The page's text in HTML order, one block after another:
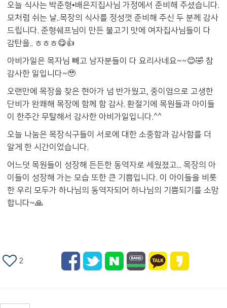
오늘 식사는 박준형•배은지집사님 가정에서 준비해 주셨습니다.
모처럼 쉬는 날..목장의 식사를 정성껏 준비해 주신 두 분께 감사
드립니다. 준형쉐프님이 만든 불고기 맛에 여자집사님들이 다
감탄을.. ㅎㅎㅎ😋👍
아비가일은 목자님 빼고 남자분들이 다 요리사네요~~😊🤣 참
감사한 일입니다~🥹
오랜만에 목장을 찾은 현아가 넘 반가웠고, 중이염으로 고생한
단비가 완쾌해 목장에 함께 함 감사. 환절기에 목원들과 아이들
이 한주간 무탈해서 감사한 아비가일입니다.^^
오늘 나눔은 목장식구들이 서로에 대한 소중함과 감사함를 더
알게 한 시간이었습니다.
어느덧 목원들이 성장해 든든한 동역자로 세웠졌고... 목장의 아
이들이 성장해 가는 모습 또한 큰 기쁨입니다. 이 아이들을 비롯
한 우리 모두가 하나님의 동역자되어 하나님의 기쁨되기를 소망
합니다~🙏
2